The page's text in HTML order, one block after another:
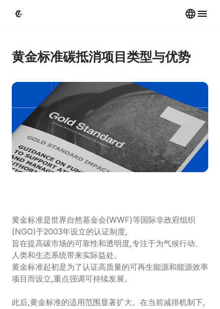
黄金标准碳抵消项目类型与优势
黄金标准是世界自然基金会(WWF)等国际非政府组织
(NGO)于2003年设立的认证制度,
旨在提高碳市场的可靠性和透明度,专注于为气候行动、
人类和生态系统带来实际益处。
黄金标准起初是为了认证高质量的可再生能源和能源效率
项目而设立,重点强调可持续发展。
此后,黄金标准的适用范围显著扩大。在当前减排机制下,